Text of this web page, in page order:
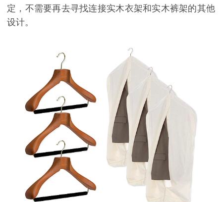
定，不需要再去寻找连接实木衣架和实木裤架的其他
设计。